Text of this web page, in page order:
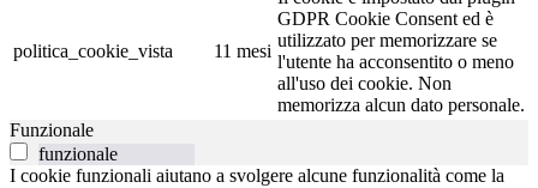
politica_cookie_vista 11 mesi
GDPR Cookie Consent ed è
utilizzato per memorizzare se
l'utente ha acconsentito o meno
all'uso dei cookie. Non
memorizza alcun dato personale.
Funzionale
funzionale
I cookie funzionali aiutano a svolgere alcune funzionalità come la